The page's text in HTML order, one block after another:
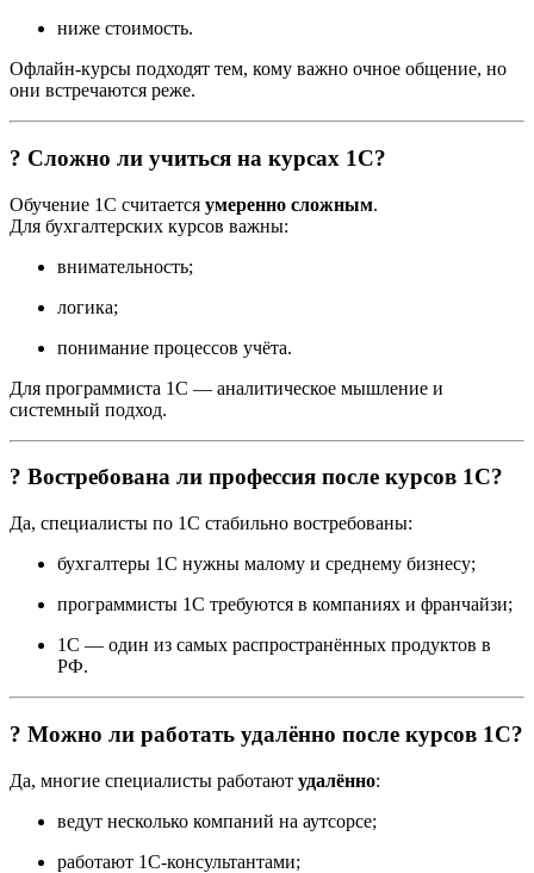
ниже стоимость.
Офлайн-курсы подходят тем, кому важно очное общение, но
они встречаются реже.
? Сложно ли учиться на курсах 1С?
Обучение 1С считается умеренно сложным.
Для бухгалтерских курсов важны:
внимательность;
логика;
понимание процессов учёта.
Для программиста 1С — аналитическое мышление и
системный подход.
? Востребована ли профессия после курсов 1С?
Да, специалисты по 1С стабильно востребованы:
бухгалтеры 1С нужны малому и среднему бизнесу;
программисты 1С требуются в компаниях и франчайзи;
1С — один из самых распространённых продуктов в
РФ.
? Можно ли работать удалённо после курсов 1С?
Да, многие специалисты работают удалённо:
ведут несколько компаний на аутсорсе;
работают 1С-консультантами;